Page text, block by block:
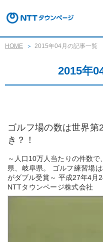
HOME 2015年04月の記事一覧
2015年
ゴルフ場の数は世界
き？！
～人口10万人当たりの件数
県、岐阜県。 ゴルフ練習場
がダブル受賞～ 平成27年4月
NTTタウンページ株式会社
締役社長：岡田 昭彦、本社